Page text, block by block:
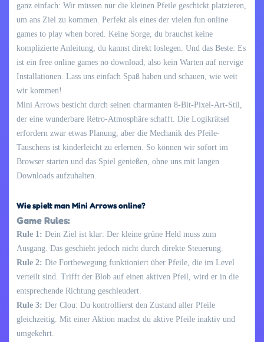
ganz einfach: Wir müssen nur die kleinen Pfeile geschickt platzieren,
um ans Ziel zu kommen. Perfekt als eines der vielen fun online
games to play when bored. Keine Sorge, du brauchst keine
komplizierte Anleitung, du kannst direkt loslegen. Und das Beste: Es
ist ein free online games no download, also kein Warten auf nervige
Installationen. Lass uns einfach Spaß haben und schauen, wie weit
wir kommen!
Mini Arrows besticht durch seinen charmanten 8-Bit-Pixel-Art-Stil,
der eine wunderbare Retro-Atmosphäre schafft. Die Logikrätsel
erfordern zwar etwas Planung, aber die Mechanik des Pfeile-
Tauschens ist kinderleicht zu erlernen. So können wir sofort im
Browser starten und das Spiel genießen, ohne uns mit langen
Downloads aufzuhalten.
Wie spielt man Mini Arrows online?
Game Rules:
Rule 1: Dein Ziel ist klar: Der kleine grüne Held muss zum
Ausgang. Das geschieht jedoch nicht durch direkte Steuerung.
Rule 2: Die Fortbewegung funktioniert über Pfeile, die im Level
verteilt sind. Trifft der Blob auf einen aktiven Pfeil, wird er in die
entsprechende Richtung geschleudert.
Rule 3: Der Clou: Du kontrollierst den Zustand aller Pfeile
gleichzeitig. Mit einer Aktion machst du aktive Pfeile inaktiv und
umgekehrt.